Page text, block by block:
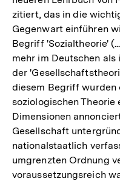
zitiert, das in die
Gegenwart einführen
Begriff 'Sozialtheorie'
mehr im Deutschen
der
diesem Begriff wurden
soziologischen Theorie
Dimensionen
Gesellschaft
nationalstaatlich
umgrenzten Ordnung
voraussetzungsreich